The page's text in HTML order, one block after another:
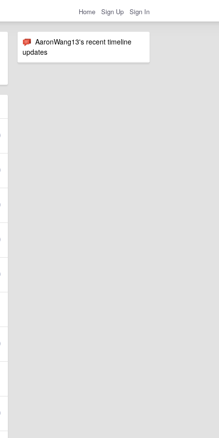
Home Sign Up Sign In
AaronWang13's recent timeline
updates